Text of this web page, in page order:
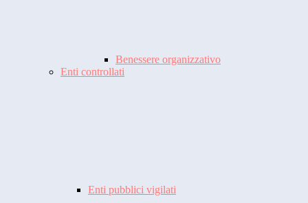
Benessere organizzativo
Enti controllati
Enti pubblici vigilati